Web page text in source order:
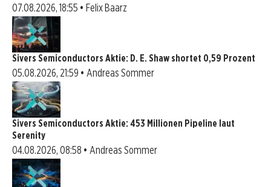
07.08.2026, 18:55 • Felix Baarz
Sivers Semiconductors Aktie: D. E. Shaw shortet 0,59 Prozent
05.08.2026, 21:59 • Andreas Sommer
Sivers Semiconductors Aktie: 453 Millionen Pipeline laut
Serenity
04.08.2026, 08:58 • Andreas Sommer